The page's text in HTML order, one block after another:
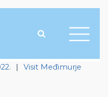
| Visit Međimurje